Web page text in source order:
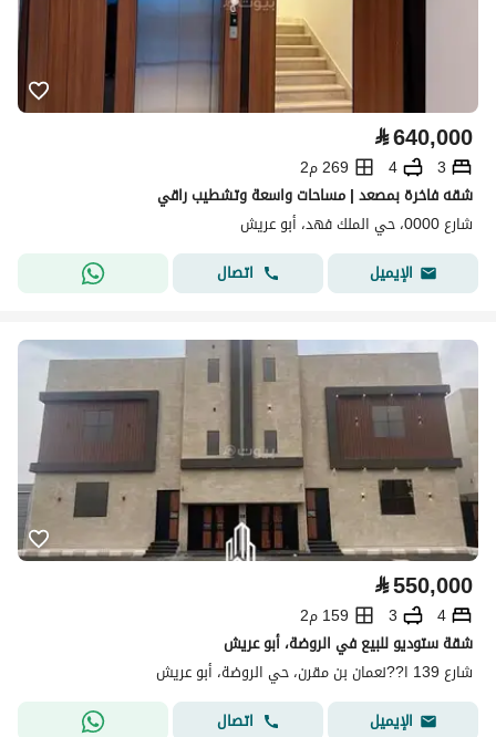
⃁640,000
3
4
269 م2
شقه فاخرة بمصعد | مساحات واسعة وتشطيب راقي
شارع 0000، حي الملك فهد، أبو عريش
الإيميل
اتصال
⃁550,000
4
3
159 م2
شقة ستوديو للبيع في الروضة، أبو عريش
شارع 139 ا??نعمان بن مقرن، حي الروضة، أبو عريش
الإيميل
اتصال